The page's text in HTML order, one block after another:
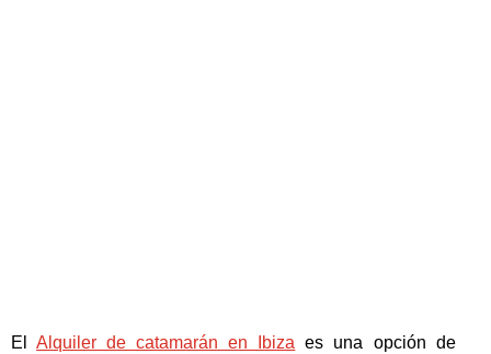
ElAlquiler de catamarán en Ibiza es una opción de